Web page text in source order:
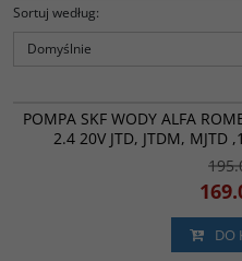
Sortuj według:
POMPA SKF WODY ALFA
2.4 20V JTD, JTDM, MJTD
DO